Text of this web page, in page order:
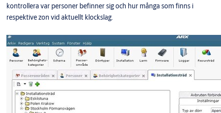
kontrollera var personer befinner sig och hur många som finns i
respektive zon vid aktuellt klockslag.